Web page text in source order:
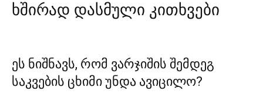
ხშირად დასმული კითხვები
ეს ნიშნავს, რომ ვარჯიშის შემდეგ
საკვების ცხიმი უნდა ავიცილო?